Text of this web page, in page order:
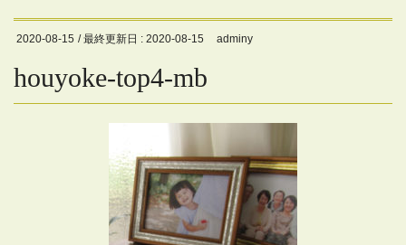
2020-08-15 / 最終更新日 : 2020-08-15 adminy
houyoke-top4-mb